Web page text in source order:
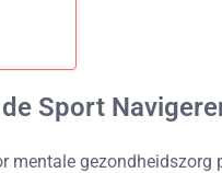
Sport